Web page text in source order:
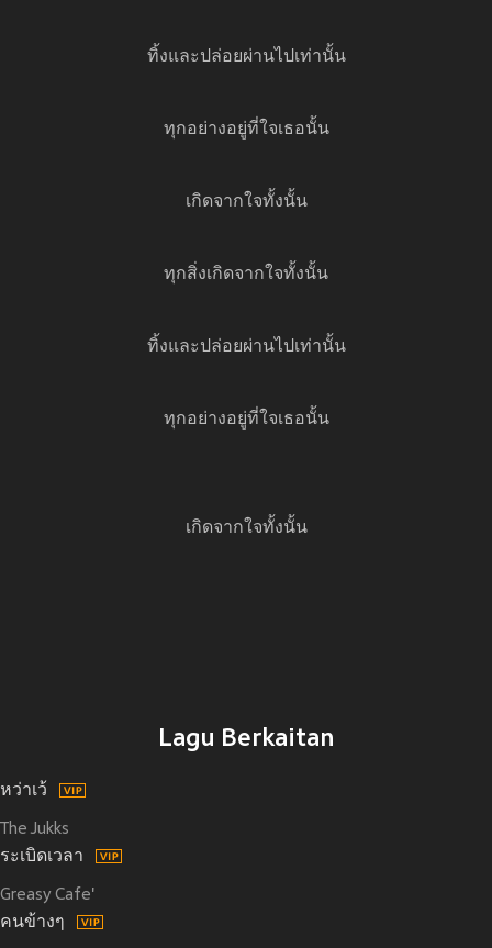
ทิ้งและปล่อยผ่านไปเท่านั้น
ทุกอย่างอยู่ที่ใจเธอนั้น
เกิดจากใจทั้งนั้น
ทุกสิ่งเกิดจากใจทั้งนั้น
ทิ้งและปล่อยผ่านไปเท่านั้น
ทุกอย่างอยู่ที่ใจเธอนั้น
เกิดจากใจทั้งนั้น
Lagu Berkaitan
หว่าเว้
The Jukks
ระเบิดเวลา
Greasy Cafe'
คนข้างๆ